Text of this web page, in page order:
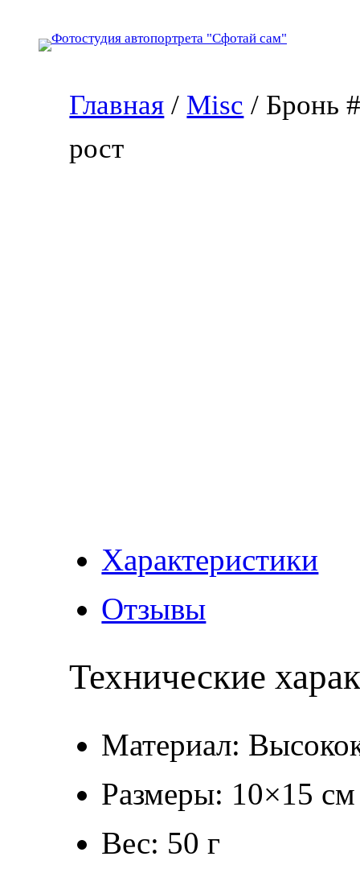
Главная / Misc / Бронь
рост
Характеристики
Отзывы
Технические
Материал:
Размеры: 10×15 см
Вес: 50 г